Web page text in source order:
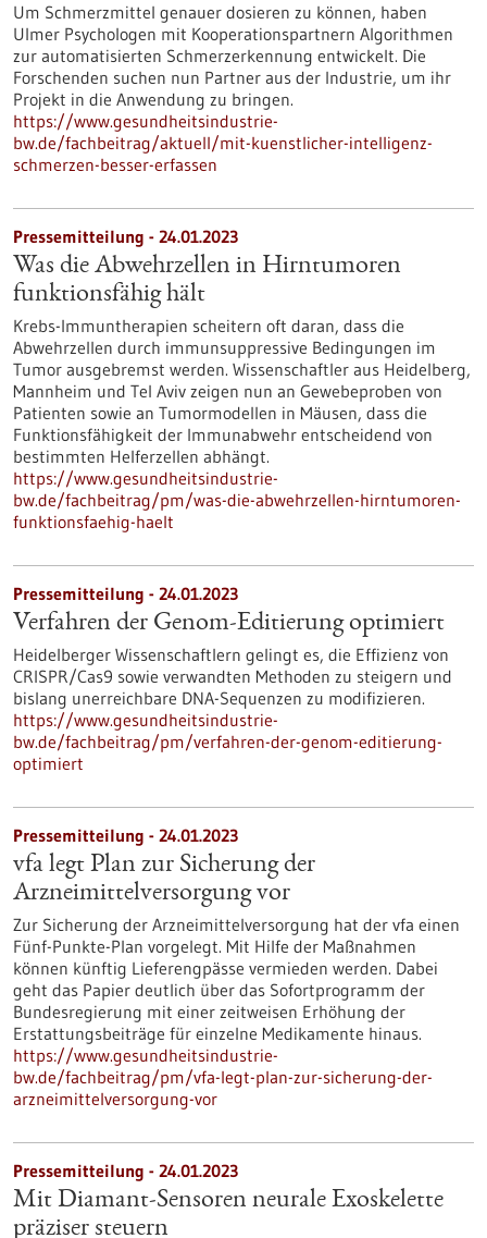
Um Schmerzmittel genauer dosieren zu können, haben
Ulmer Psychologen mit Kooperationspartnern Algorithmen
zur automatisierten Schmerzerkennung entwickelt. Die
Forschenden suchen nun Partner aus der Industrie, um ihr
Projekt in die Anwendung zu bringen.
https://www.gesundheitsindustrie-
bw.de/fachbeitrag/aktuell/mit-kuenstlicher-intelligenz-
schmerzen-besser-erfassen
Pressemitteilung - 24.01.2023
Was die Abwehrzellen in Hirntumoren
funktionsfähig hält
Krebs-Immuntherapien scheitern oft daran, dass die
Abwehrzellen durch immunsuppressive Bedingungen im
Tumor ausgebremst werden. Wissenschaftler aus Heidelberg,
Mannheim und Tel Aviv zeigen nun an Gewebeproben von
Patienten sowie an Tumormodellen in Mäusen, dass die
Funktionsfähigkeit der Immunabwehr entscheidend von
bestimmten Helferzellen abhängt.
https://www.gesundheitsindustrie-
bw.de/fachbeitrag/pm/was-die-abwehrzellen-hirntumoren-
funktionsfaehig-haelt
Pressemitteilung - 24.01.2023
Verfahren der Genom-Editierung optimiert
Heidelberger Wissenschaftlern gelingt es, die Effizienz von
CRISPR/Cas9 sowie verwandten Methoden zu steigern und
bislang unerreichbare DNA-Sequenzen zu modifizieren.
https://www.gesundheitsindustrie-
bw.de/fachbeitrag/pm/verfahren-der-genom-editierung-
optimiert
Pressemitteilung - 24.01.2023
vfa legt Plan zur Sicherung der
Arzneimittelversorgung vor
Zur Sicherung der Arzneimittelversorgung hat der vfa einen
Fünf-Punkte-Plan vorgelegt. Mit Hilfe der Maßnahmen
können künftig Lieferengpässe vermieden werden. Dabei
geht das Papier deutlich über das Sofortprogramm der
Bundesregierung mit einer zeitweisen Erhöhung der
Erstattungsbeiträge für einzelne Medikamente hinaus.
https://www.gesundheitsindustrie-
bw.de/fachbeitrag/pm/vfa-legt-plan-zur-sicherung-der-
arzneimittelversorgung-vor
Pressemitteilung - 24.01.2023
Mit Diamant-Sensoren neurale Exoskelette
präziser steuern